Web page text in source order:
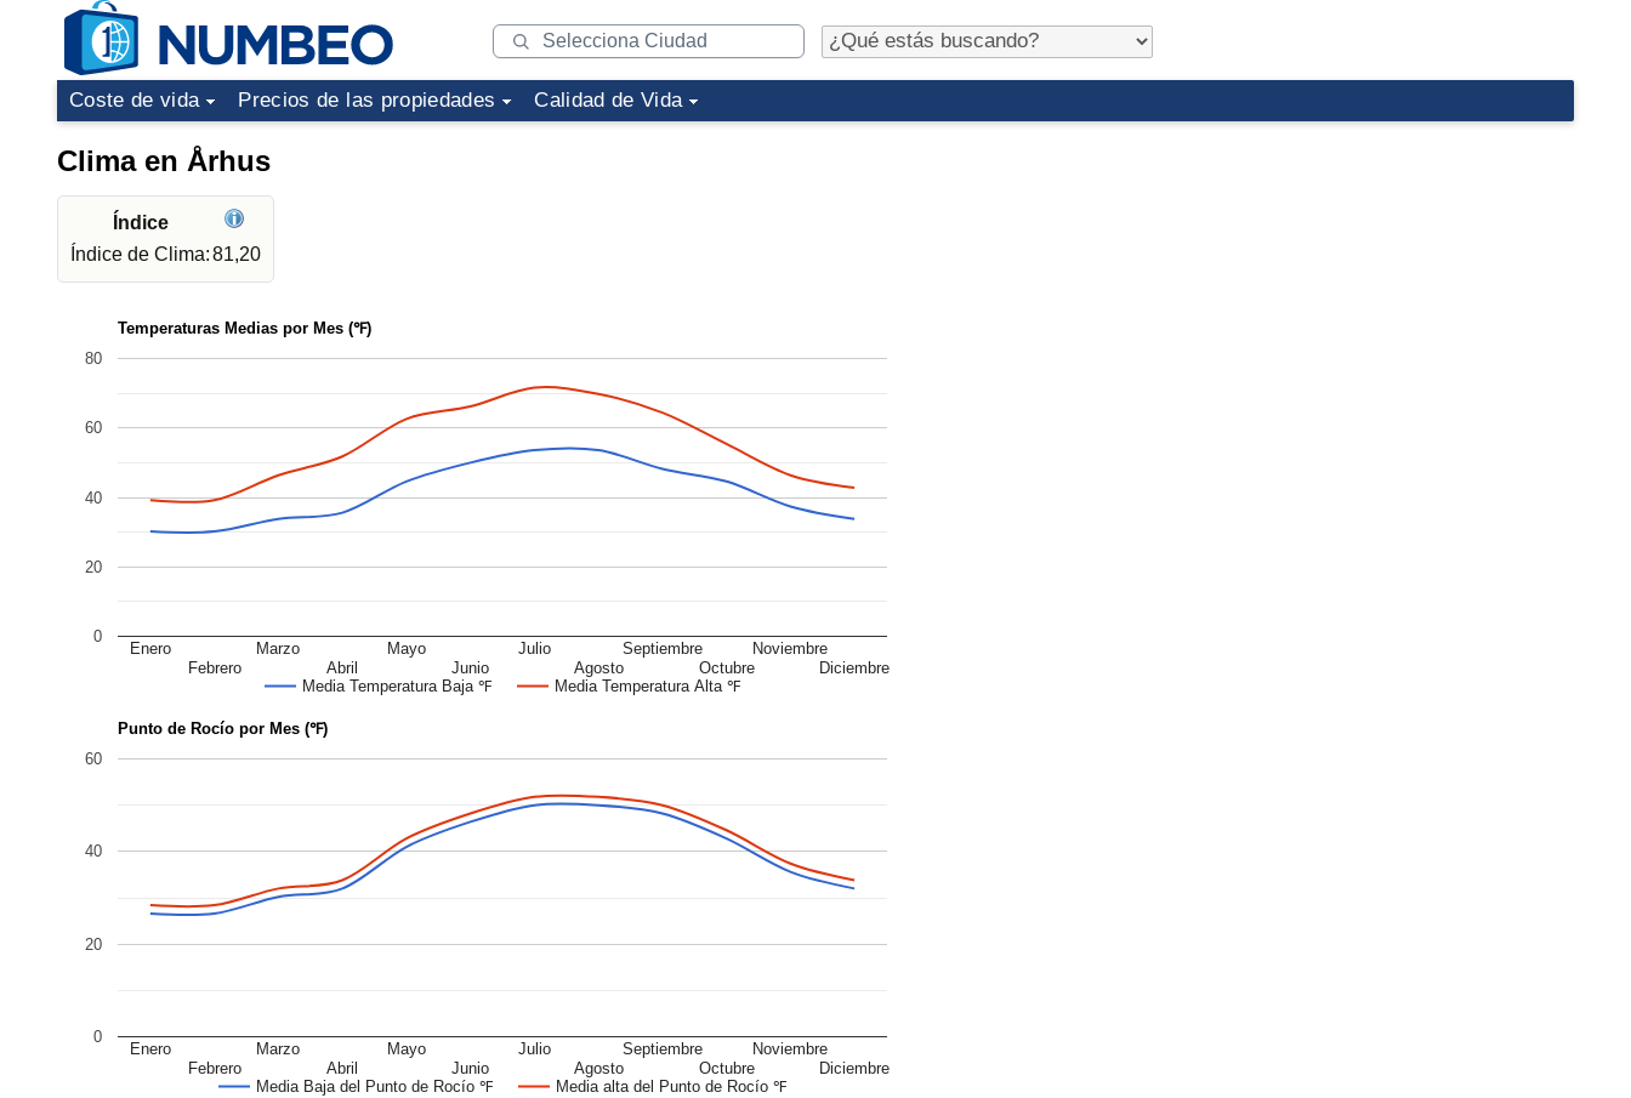
Coste de vida Precios de las propiedades Calidad de Vida
Clima en Århus
Índice
Índice de Clima:81,20
Temperaturas Medias por Mes (℉)
Media Temperatura Baja ℉ Media Temperatura Alta ℉
Enero
Febrero
Marzo
Abril
Mayo
Junio
Julio
Agosto
Septiembre
Octubre
Noviembre
Diciembre
0
20
40
60
80
Punto de Rocío por Mes (℉)
Media Baja del Punto de Rocío ℉ Media alta del Punto de Rocío ℉
Enero
Febrero
Marzo
Abril
Mayo
Junio
Julio
Agosto
Septiembre
Octubre
Noviembre
Diciembre
0
20
40
60